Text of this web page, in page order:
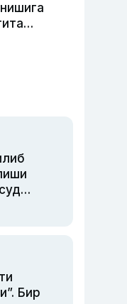
Бир